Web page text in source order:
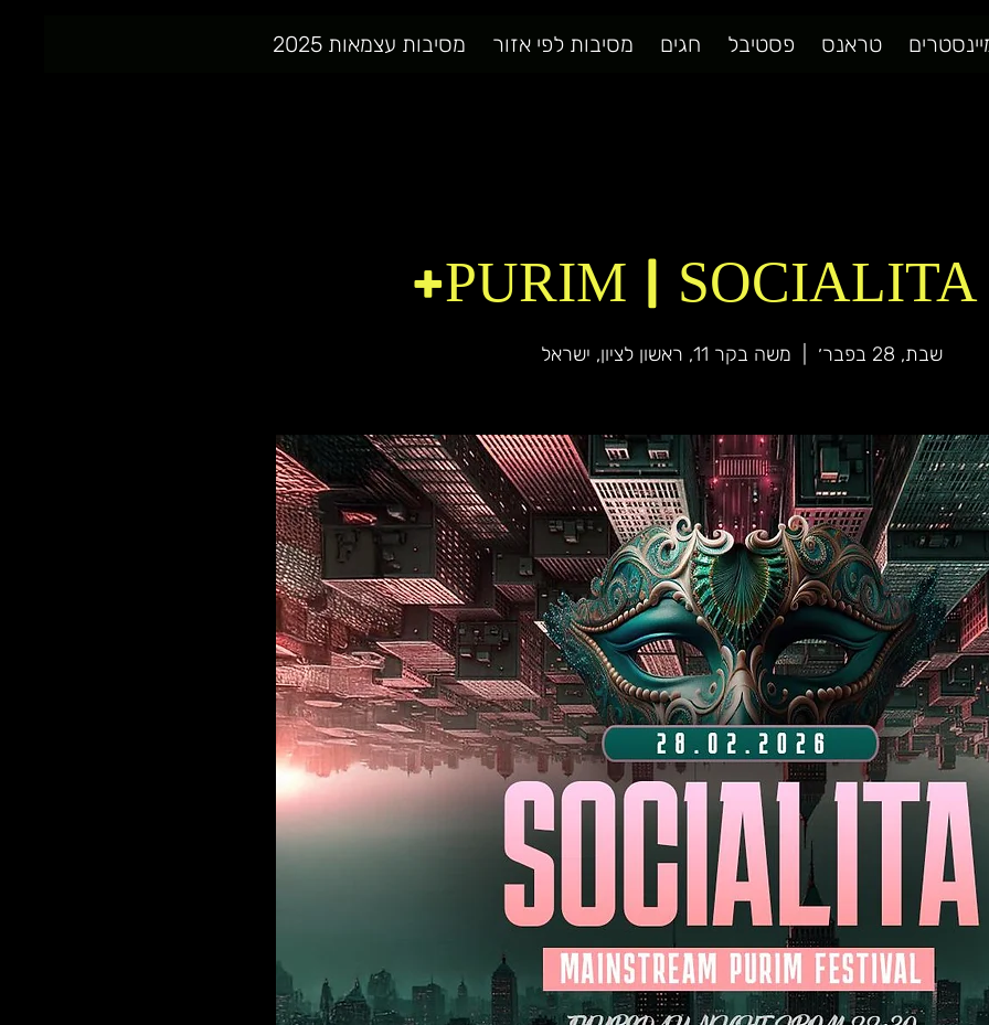
טראנס פסטיבל חגים מסיבות לפי אזור מסיבות עצמאות 2025
PURIM | SOCIALITA
שבת, 28 בפבר׳ משה בקר 11, ראשון לציון, ישראל